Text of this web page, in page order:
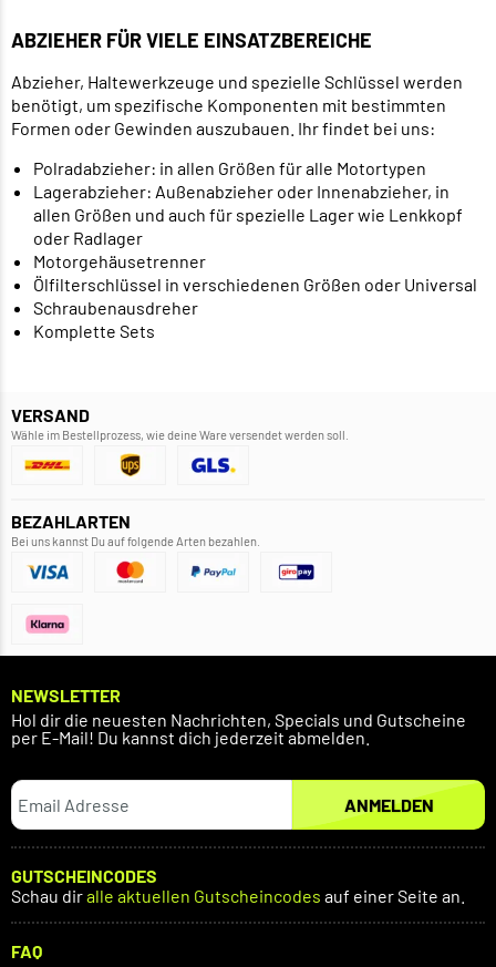
ABZIEHER FÜR VIELE EINSATZBEREICHE
Abzieher, Haltewerkzeuge und spezielle Schlüssel werden
benötigt, um spezifische Komponenten mit bestimmten
Formen oder Gewinden auszubauen. Ihr findet bei uns:
Polradabzieher: in allen Größen für alle Motortypen
Lagerabzieher: Außenabzieher oder Innenabzieher, in
allen Größen und auch für spezielle Lager wie Lenkkopf
oder Radlager
Motorgehäusetrenner
Ölfilterschlüssel in verschiedenen Größen oder Universal
Schraubenausdreher
Komplette Sets
VERSAND
Wähle im Bestellprozess, wie deine Ware versendet werden soll.
BEZAHLARTEN
Bei uns kannst Du auf folgende Arten bezahlen.
NEWSLETTER
Hol dir die neuesten Nachrichten, Specials und Gutscheine
per E-Mail! Du kannst dich jederzeit abmelden.
ANMELDEN
GUTSCHEINCODES
Schau diralle aktuellen Gutscheincodes auf einer Seite an.
FAQ